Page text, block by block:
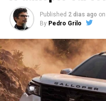
Published 2 dias ago on
By Pedro Grilo